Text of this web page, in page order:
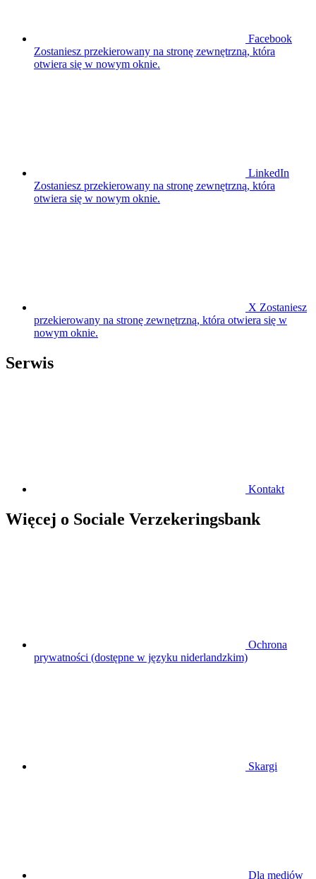
Facebook
Zostaniesz przekierowany na stronę zewnętrzną, która
otwiera się w nowym oknie.
LinkedIn
Zostaniesz przekierowany na stronę zewnętrzną, która
otwiera się w nowym oknie.
X Zostaniesz
przekierowany na stronę zewnętrzną, która otwiera się w
nowym oknie.
Serwis
Kontakt
Więcej o Sociale Verzekeringsbank
Ochrona
prywatności (dostępne w języku niderlandzkim)
Skargi
Dla mediów